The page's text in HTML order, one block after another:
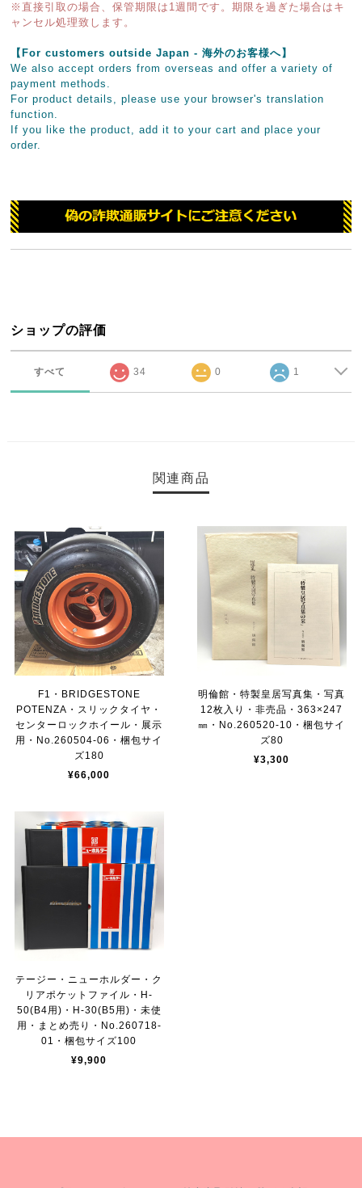
※直接引取の場合、保管期限は1週間です。期限を過ぎた場合はキ
ャンセル処理致します。
【For customers outside Japan - 海外のお客様へ】
We also accept orders from overseas and offer a variety of
payment methods.
For product details, please use your browser's translation
function.
If you like the product, add it to your cart and place your
order.
ショップの評価
すべて 34 0 1
関連商品
F1・BRIDGESTONE
POTENZA・スリックタイヤ・
センターロックホイール・展示
用・No.260504-06・梱包サイ
ズ180
¥66,000
明倫館・特製皇居写真集・写真
12枚入り・非売品・363×247
㎜・No.260520-10・梱包サイ
ズ80
¥3,300
テージー・ニューホルダー・ク
リアポケットファイル・H‐
50(B4用)・H‐30(B5用)・未使
用・まとめ売り・No.260718-
01・梱包サイズ100
¥9,900